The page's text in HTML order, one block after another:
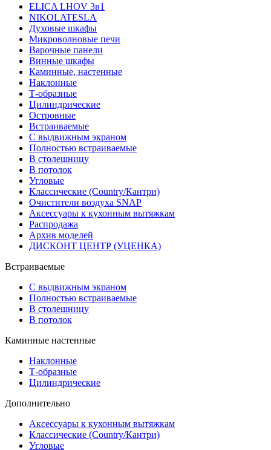
ELICA LHOV 3в1
NIKOLATESLA
Духовые шкафы
Микроволновые печи
Варочные панели
Винные шкафы
Каминные, настенные
Наклонные
Т-образные
Цилиндрические
Островные
Встраиваемые
С выдвижным экраном
Полностью встраиваемые
В столешницу
В потолок
Угловые
Классические (Country/Кантри)
Очистители воздуха SNAP
Аксессуары к кухонным вытяжкам
Распродажа
Архив моделей
ДИСКОНТ ЦЕНТР (УЦЕНКА)
Встраиваемые
С выдвижным экраном
Полностью встраиваемые
В столешницу
В потолок
Каминные настенные
Наклонные
Т-образные
Цилиндрические
Дополнительно
Аксессуары к кухонным вытяжкам
Классические (Country/Кантри)
Угловые